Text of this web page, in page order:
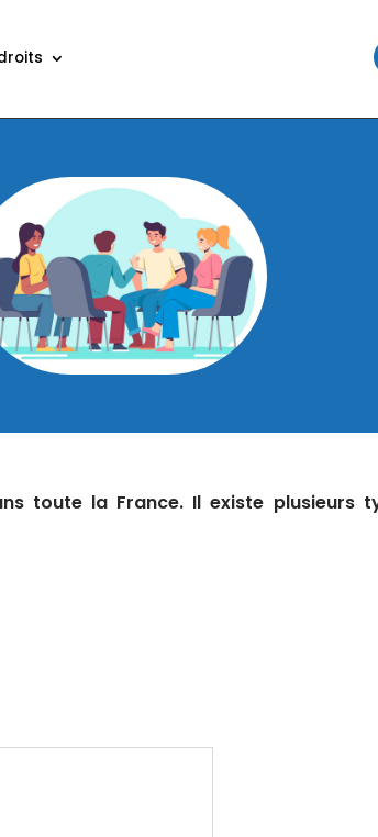
toute la France. Il existe plusieurs